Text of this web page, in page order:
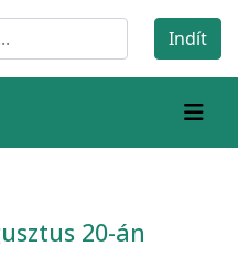
20-án